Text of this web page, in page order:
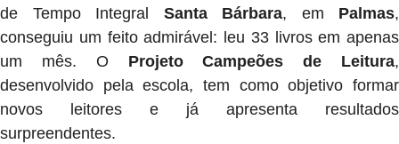
de Tempo Integral Santa Bárbara, em Palmas,
conseguiu um feito admirável: leu 33 livros em apenas
um mês. O Projeto Campeões de Leitura,
desenvolvido pela escola, tem como objetivo formar
novos leitores e já apresenta resultados
surpreendentes.